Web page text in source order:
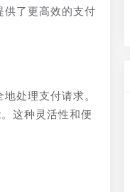
供了更高效的支付
处理支付请求。
这种灵活性和便